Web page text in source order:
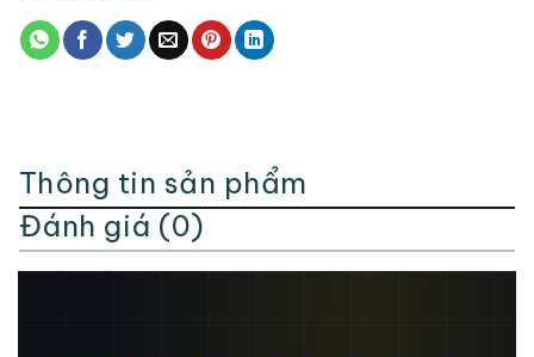
Thông tin sản phẩm
Đánh giá (0)